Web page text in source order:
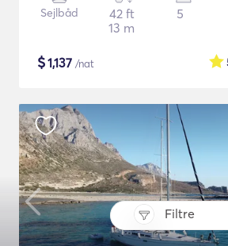
Filtre
Sejlbåd
42 ft
13 m
5
$1,137 /nat